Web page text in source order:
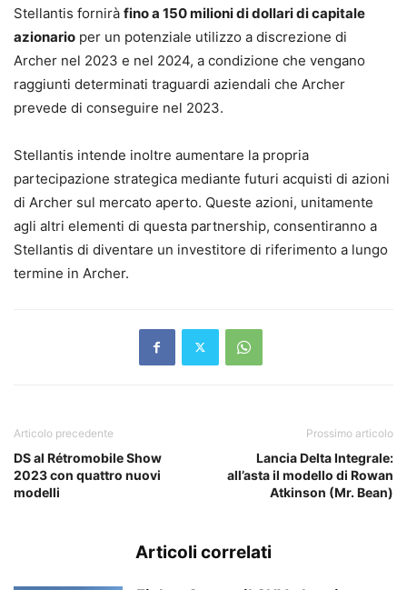
Stellantis fornirà fino a 150 milioni di dollari di capitale
azionario per un potenziale utilizzo a discrezione di
Archer nel 2023 e nel 2024, a condizione che vengano
raggiunti determinati traguardi aziendali che Archer
prevede di conseguire nel 2023.
Stellantis intende inoltre aumentare la propria
partecipazione strategica mediante futuri acquisti di azioni
di Archer sul mercato aperto. Queste azioni, unitamente
agli altri elementi di questa partnership, consentiranno a
Stellantis di diventare un investitore di riferimento a lungo
termine in Archer.
Articolo precedente
DS al Rétromobile Show
2023 con quattro nuovi
modelli
Prossimo articolo
Lancia Delta Integrale:
all’asta il modello di Rowan
Atkinson (Mr. Bean)
Articoli correlati